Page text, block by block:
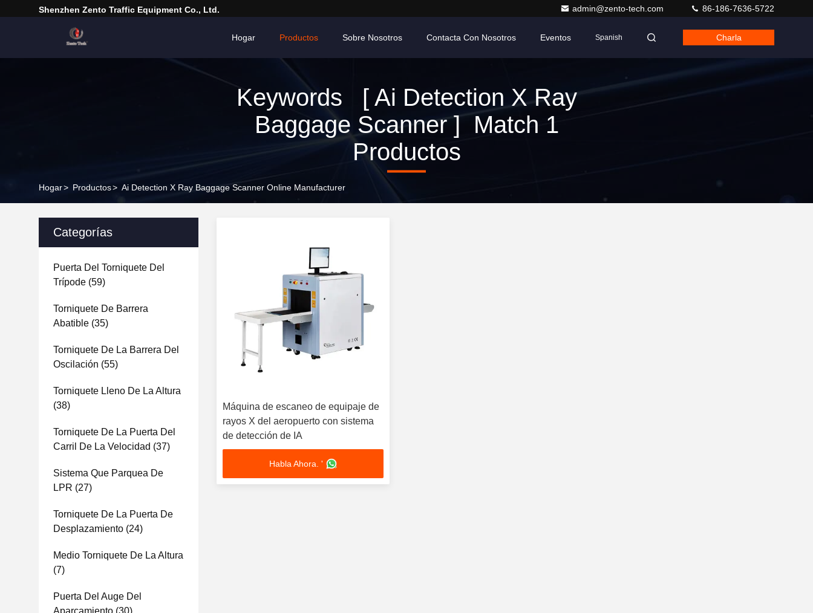
Shenzhen Zento Traffic Equipment Co., Ltd. admin@zento-tech.com 86-186-7636-5722
Hogar Productos Sobre Nosotros Contacta Con Nosotros Eventos Spanish Charla
Keywords [ Ai Detection X Ray
Baggage Scanner ] Match 1
Productos
Hogar> Productos> Ai Detection X Ray Baggage Scanner Online Manufacturer
Categorías
Puerta Del Torniquete Del
Trípode (59)
Torniquete De Barrera
Abatible (35)
Torniquete De La Barrera Del
Oscilación (55)
Torniquete Lleno De La Altura
(38)
Torniquete De La Puerta Del
Carril De La Velocidad (37)
Sistema Que Parquea De
LPR (27)
Torniquete De La Puerta De
Desplazamiento (24)
Medio Torniquete De La Altura
(7)
Puerta Del Auge Del
Aparcamiento (30)
Máquina de escaneo de equipaje de
rayos X del aeropuerto con sistema
de detección de IA
Habla Ahora. '